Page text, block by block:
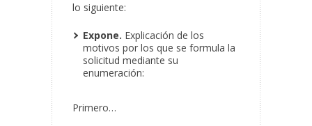
lo siguiente:
Expone. Explicación de los
motivos por los que se formula la
solicitud mediante su
enumeración:
Primero…